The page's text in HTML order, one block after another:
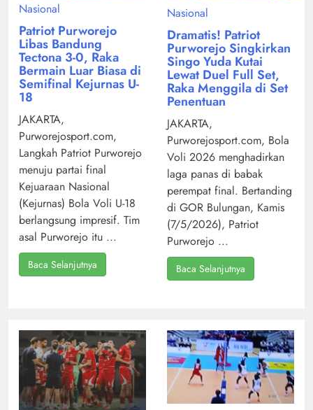
Nasional
Patriot Purworejo
Libas Bandung
Tectona 3-0, Raka
Bermain Luar Biasa di
Semifinal Kejurnas U-
18
JAKARTA,
Purworejosport.com,
Langkah Patriot Purworejo
menuju partai final
Kejuaraan Nasional
(Kejurnas) Bola Voli U-18
berlangsung impresif. Tim
asal Purworejo itu ...
Baca Selanjutnya
Nasional
Dramatis! Patriot
Purworejo Singkirkan
Singo Yuda Kutai
Lewat Duel Full Set,
Raka Menggila di Set
Penentuan
JAKARTA,
Purworejosport.com, Bola
Voli 2026 menghadirkan
laga panas di babak
perempat final. Bertanding
di GOR Bulungan, Kamis
(7/5/2026), Patriot
Purworejo ...
Baca Selanjutnya